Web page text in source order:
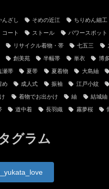
んざし そめの近江 ちりめん細工
コート ストール パワースポット
リサイクル着物・帯 七五三
創美苑 半幅帯 単衣 博
瀬帯 夏帯 夏着物 大島紬
め 成人式 振袖 江戸小紋
着物でお出かけ 紬 結城紬
道中着 長羽織 霧夢桜
グラム